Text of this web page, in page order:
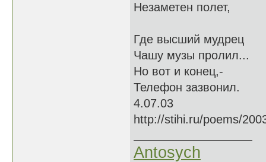
Незаметен полет,
Где высший мудрец
Чашу музы пролил...
Но вот и конец,-
Телефон зазвонил.
4.07.03
http://stihi.ru/poems/
Antosych